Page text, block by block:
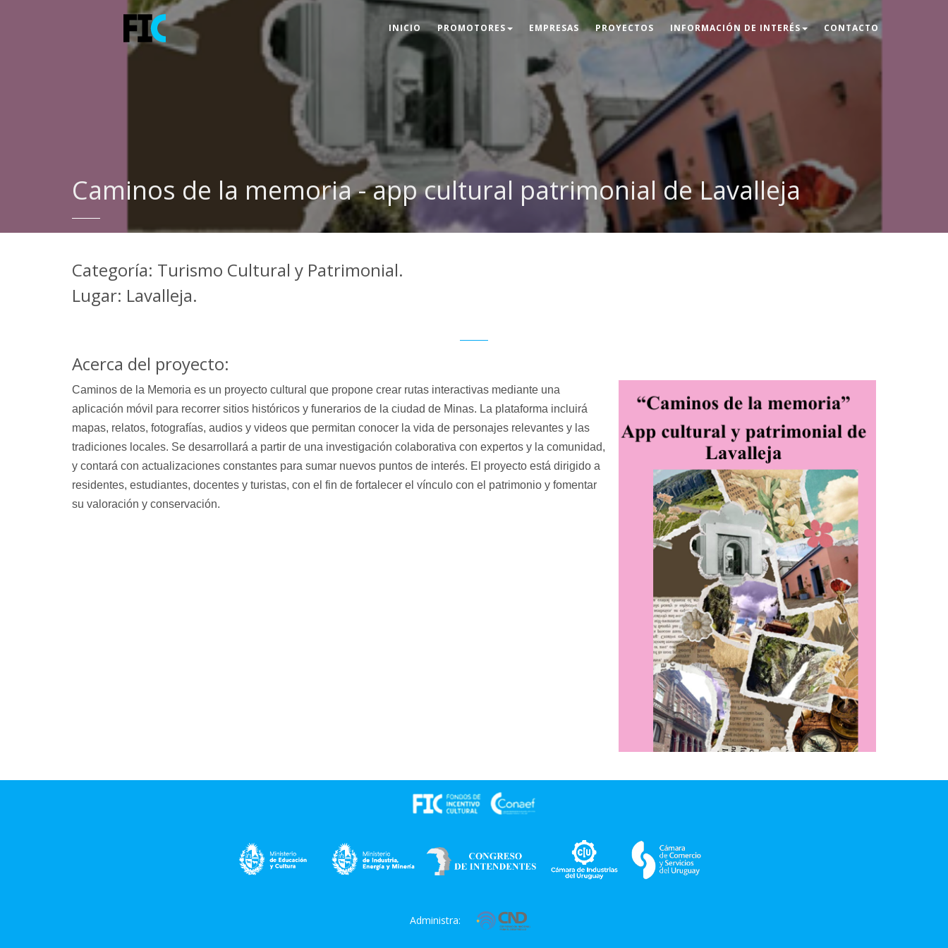
INICIO PROMOTORES EMPRESAS PROYECTOS INFORMACIÓN DE INTERÉS CONTACTO
Caminos de la memoria - app cultural patrimonial de Lavalleja
Categoría: Turismo Cultural y Patrimonial.
Lugar: Lavalleja.
Acerca del proyecto:
Caminos de la Memoria es un proyecto cultural que propone crear rutas interactivas mediante una
aplicación móvil para recorrer sitios históricos y funerarios de la ciudad de Minas. La plataforma incluirá
mapas, relatos, fotografías, audios y videos que permitan conocer la vida de personajes relevantes y las
tradiciones locales. Se desarrollará a partir de una investigación colaborativa con expertos y la comunidad,
y contará con actualizaciones constantes para sumar nuevos puntos de interés. El proyecto está dirigido a
residentes, estudiantes, docentes y turistas, con el fin de fortalecer el vínculo con el patrimonio y fomentar
su valoración y conservación.
Administra: